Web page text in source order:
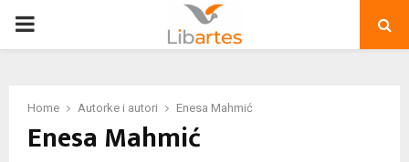
PRIMARY
Home Autorke i autori Enesa Mahmić
Enesa Mahmić